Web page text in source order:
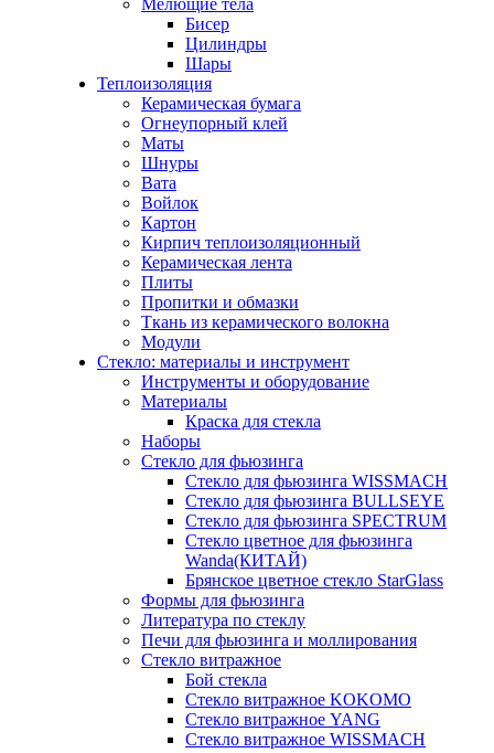
Мелющие тела
Бисер
Цилиндры
Шары
Теплоизоляция
Керамическая бумага
Огнеупорный клей
Маты
Шнуры
Вата
Войлок
Картон
Кирпич теплоизоляционный
Керамическая лента
Плиты
Пропитки и обмазки
Ткань из керамического волокна
Модули
Стекло: материалы и инструмент
Инструменты и оборудование
Материалы
Краска для стекла
Наборы
Стекло для фьюзинга
Стекло для фьюзинга WISSMACH
Стекло для фьюзинга BULLSEYE
Стекло для фьюзинга SPECTRUM
Стекло цветное для фьюзинга
Wanda(КИТАЙ)
Брянское цветное стекло StarGlass
Формы для фьюзинга
Литература по стеклу
Печи для фьюзинга и моллирования
Стекло витражное
Бой стекла
Стекло витражное KOKOMO
Стекло витражное YANG
Стекло витражное WISSMACH